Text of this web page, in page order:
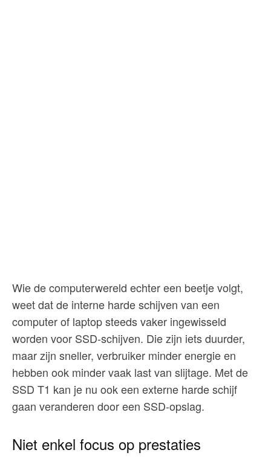
Wie de computerwereld echter een beetje volgt,
weet dat de interne harde schijven van een
computer of laptop steeds vaker ingewisseld
worden voor SSD-schijven. Die zijn iets duurder,
maar zijn sneller, verbruiker minder energie en
hebben ook minder vaak last van slijtage. Met de
SSD T1 kan je nu ook een externe harde schijf
gaan veranderen door een SSD-opslag.
Niet enkel focus op prestaties